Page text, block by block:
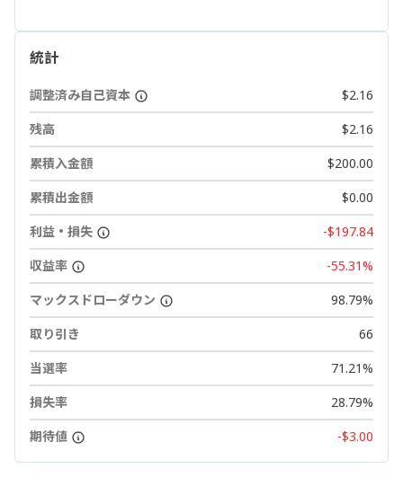
統計
調整済み自己資本
$2.16
残高
$2.16
累積入金額
$200.00
累積出金額
$0.00
利益・損失
-$197.84
収益率
-55.31%
マックスドローダウン
98.79%
取り引き
66
当選率
71.21%
損失率
28.79%
期待値
-$3.00